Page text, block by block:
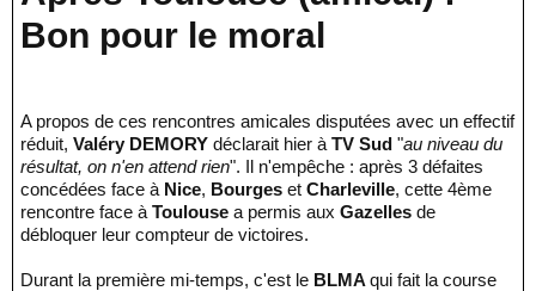
Bon pour le moral
A propos de ces rencontres amicales disputées avec un effectif
réduit, Valéry DEMORY déclarait hier à TV Sud "au niveau du
résultat, on n'en attend rien". Il n'empêche : après 3 défaites
concédées face à Nice, Bourges et Charleville, cette 4ème
rencontre face à Toulouse a permis aux Gazelles de
débloquer leur compteur de victoires.
Durant la première mi-temps, c'est le BLMA qui fait la course